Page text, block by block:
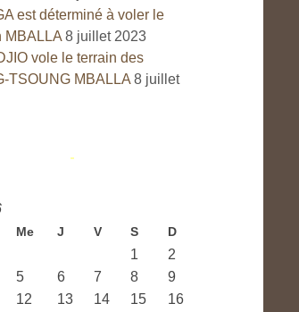
est déterminé à voler le
MBALLA 8 juillet 2023
vole le terrain des
TSOUNG MBALLA 8 juillet
Me J V S D
1
2
5 6 7 8
9
12 13 14 15
16